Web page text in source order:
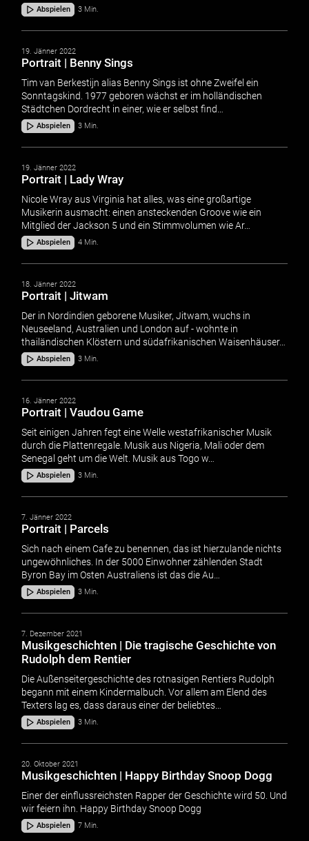
Abspielen 3 Min.
19. Jänner 2022
Portrait | Benny Sings
Tim van Berkestijn alias Benny Sings ist ohne Zweifel ein
Sonntagskind. 1977 geboren wächst er im holländischen
Städtchen Dordrecht in einer, wie er selbst find…
Abspielen 3 Min.
19. Jänner 2022
Portrait | Lady Wray
Nicole Wray aus Virginia hat alles, was eine großartige
Musikerin ausmacht: einen ansteckenden Groove wie ein
Mitglied der Jackson 5 und ein Stimmvolumen wie Ar…
Abspielen 4 Min.
18. Jänner 2022
Portrait | Jitwam
Der in Nordindien geborene Musiker, Jitwam, wuchs in
Neuseeland, Australien und London auf - wohnte in
thailändischen Klöstern und südafrikanischen Waisenhäuser…
Abspielen 3 Min.
16. Jänner 2022
Portrait | Vaudou Game
Seit einigen Jahren fegt eine Welle westafrikanischer Musik
durch die Plattenregale. Musik aus Nigeria, Mali oder dem
Senegal geht um die Welt. Musik aus Togo w…
Abspielen 3 Min.
7. Jänner 2022
Portrait | Parcels
Sich nach einem Cafe zu benennen, das ist hierzulande nichts
ungewöhnliches. In der 5000 Einwohner zählenden Stadt
Byron Bay im Osten Australiens ist das die Au…
Abspielen 3 Min.
7. Dezember 2021
Musikgeschichten | Die tragische Geschichte von
Rudolph dem Rentier
Die Außenseitergeschichte des rotnasigen Rentiers Rudolph
begann mit einem Kindermalbuch. Vor allem am Elend des
Texters lag es, dass daraus einer der beliebtes…
Abspielen 3 Min.
20. Oktober 2021
Musikgeschichten | Happy Birthday Snoop Dogg
Einer der einflussreichsten Rapper der Geschichte wird 50. Und
wir feiern ihn. Happy Birthday Snoop Dogg
Abspielen 7 Min.